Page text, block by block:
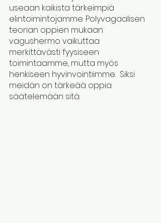
useaan kaikista tärkeimpiä
elintoimintojamme. Polyvagaalisen
teorian oppien mukaan
vagushermo vaikuttaa
merkittävästi fyysiseen
toimintaamme, mutta myös
henkiseen hyvinvointiimme.  Siksi
meidän on tärkeää oppia
säätelemään sitä.